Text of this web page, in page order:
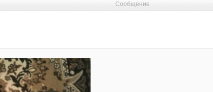
Сообщение